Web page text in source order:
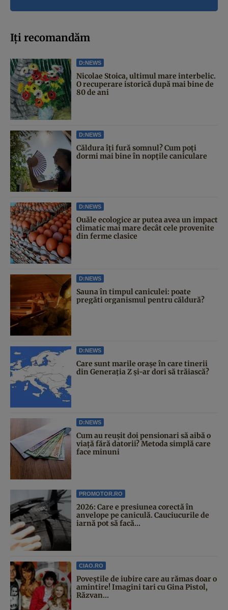
Iți recomandăm
D:NEWS
Nicolae Stoica, ultimul mare interbelic.
O recuperare istorică după mai bine de
80 de ani
D:NEWS
Căldura îți fură somnul? Cum poți
dormi mai bine în nopțile caniculare
D:NEWS
Ouăle ecologice ar putea avea un impact
climatic mai mare decât cele provenite
din ferme clasice
D:NEWS
Sauna în timpul caniculei: poate
pregăti organismul pentru căldură?
D:NEWS
Care sunt marile orașe în care tinerii
din Generația Z și-ar dori să trăiască?
D:NEWS
Cum au reușit doi pensionari să aibă o
viață fără datorii? Metoda simplă care
face minuni
PROMOTOR.RO
2026: Care e presiunea corectă în
anvelope pe caniculă. Cauciucurile de
iarnă pot să facă...
CIAO.RO
Poveştile de iubire care au rămas doar o
amintire! Imagini tari cu Gina Pistol,
Răzvan...